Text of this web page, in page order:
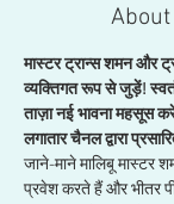
मास्टर ट्रान्स शमन और
व्यक्तिगत रूप से जुड़ें!
ताज़ा नई भावना महसूस
लगातार चैनल द्वारा
जाने-माने मालिबू मास्टर
प्रवेश करते हैं और भीतर